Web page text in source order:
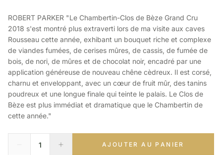
ROBERT PARKER "Le Chambertin-Clos de Bèze Grand Cru
2018 s'est montré plus extraverti lors de ma visite aux caves
Rousseau cette année, exhibant un bouquet riche et complexe
de viandes fumées, de cerises mûres, de cassis, de fumée de
bois, de nori, de mûres et de chocolat noir, encadré par une
application généreuse de nouveau chêne cèdreux. Il est corsé,
charnu et enveloppant, avec un cœur de fruit mûr, des tanins
poudreux et une longue finale qui teinte le palais. Le Clos de
Bèze est plus immédiat et dramatique que le Chambertin de
cette année."
AJOUTER AU PANIER